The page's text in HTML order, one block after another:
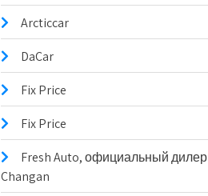
Arcticcar
DaCar
Fix Price
Fix Price
Fresh Auto, официальный дилер
Changan